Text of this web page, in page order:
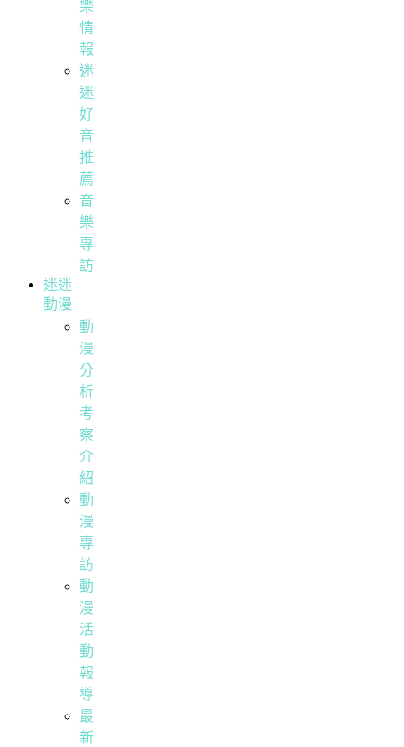
樂
情
報
迷
迷
好
音
推
薦
音
樂
專
訪
迷迷
動漫
動
漫
分
析
考
察
介
紹
動
漫
專
訪
動
漫
活
動
報
導
最
新